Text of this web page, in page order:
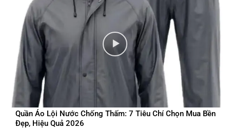
Quần Áo Lội Nước Chống Thấm: 7 Tiêu Chí Chọn Mua Bền
Đẹp, Hiệu Quả 2026